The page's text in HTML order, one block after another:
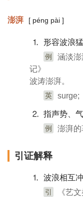
澎湃 [ péng pài ]
⒈ 形容波浪猛
例
涵淡
记》
波涛澎湃。
英 surge;
⒉ 指声势、气
例 澎湃的
引证解释
⒈ 波浪相互冲
引
《艺